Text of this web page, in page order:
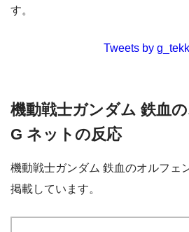
す。
Tweets by
機動戦士ガンダム 鉄血
G ネットの反応
機動戦士ガンダム 鉄血のオルフェ
掲載しています。